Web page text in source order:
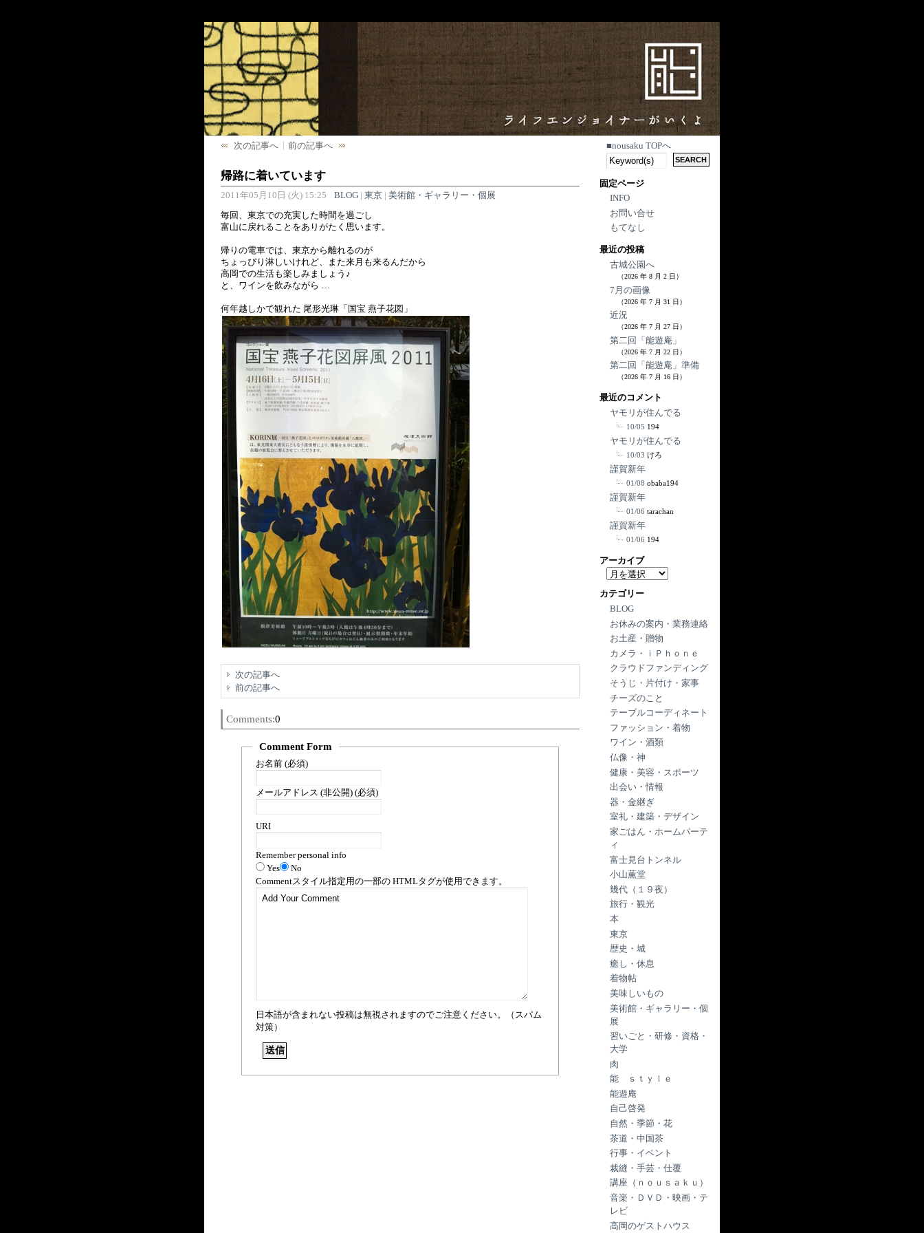
次の記事へ 前の記事へ
帰路に着いています
2011年05月10日 (火) 15:25 BLOG| 東京| 美術館・ギャラリー・個展
毎回、東京での充実した時間を過ごし
富山に戻れることをありがたく思います。
帰りの電車では、東京から離れるのが
ちょっぴり淋しいけれど、また来月も来るんだから
高岡での生活も楽しみましょう♪
と、ワインを飲みながら …
何年越しかで観れた 尾形光琳「国宝 燕子花図」
次の記事へ
前の記事へ
Comments:0
Comment Form
お名前 (必須)
メールアドレス (非公開) (必須)
URI
Remember personal info
Yes
No
Commentスタイル指定用の一部の HTMLタグが使用できます。
日本語が含まれない投稿は無視されますのでご注意ください。（スパム
対策）
■nousaku TOPへ
固定ページ
INFO
お問い合せ
もてなし
最近の投稿
古城公園へ
（2026 年 8 月 2 日）
7月の画像
（2026 年 7 月 31 日）
近況
（2026 年 7 月 27 日）
第二回「能遊庵」
（2026 年 7 月 22 日）
第二回「能遊庵」準備
（2026 年 7 月 16 日）
最近のコメント
ヤモリが住んでる
10/05 194
ヤモリが住んでる
10/03 けろ
謹賀新年
01/08 obaba194
謹賀新年
01/06 tarachan
謹賀新年
01/06 194
アーカイブ
ア
カ
イ
ブ
カテゴリー
BLOG
お休みの案内・業務連絡
お土産・贈物
カメラ・ｉＰｈｏｎｅ
クラウドファンディング
そうじ・片付け・家事
チーズのこと
テーブルコーディネート
ファッション・着物
ワイン・酒類
仏像・神
健康・美容・スポーツ
出会い・情報
器・金継ぎ
室礼・建築・デザイン
家ごはん・ホームパーテ
ィ
富士見台トンネル
小山薫堂
幾代（１９夜）
旅行・観光
本
東京
歴史・城
癒し・休息
着物帖
美味しいもの
美術館・ギャラリー・個
展
習いごと・研修・資格・
大学
肉
能 ｓｔｙｌｅ
能遊庵
自己啓発
自然・季節・花
茶道・中国茶
行事・イベント
裁縫・手芸・仕覆
講座（ｎｏｕｓａｋｕ）
音楽・ＤＶＤ・映画・テ
レビ
高岡のゲストハウス